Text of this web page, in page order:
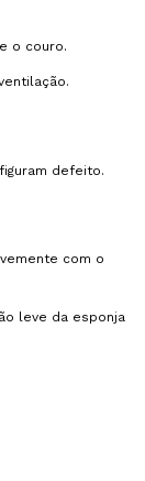
o couro.
defeito.
com o
leve da esponja